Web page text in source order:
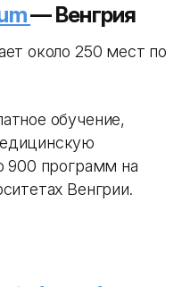
— Венгрия
около 250 мест по
обучение,
900 программ на
Венгрии.